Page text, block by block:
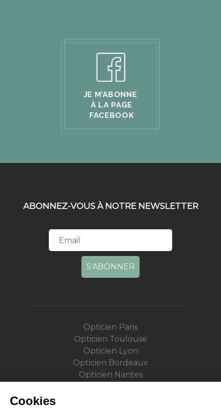
JE M’ABONNE
À LA PAGE
FACEBOOK
ABONNEZ-VOUS À NOTRE NEWSLETTER
S'ABONNER
Opticien Paris
Opticien Toulouse
Opticien Lyon
Opticien Bordeaux
Opticien Nantes
Cookies